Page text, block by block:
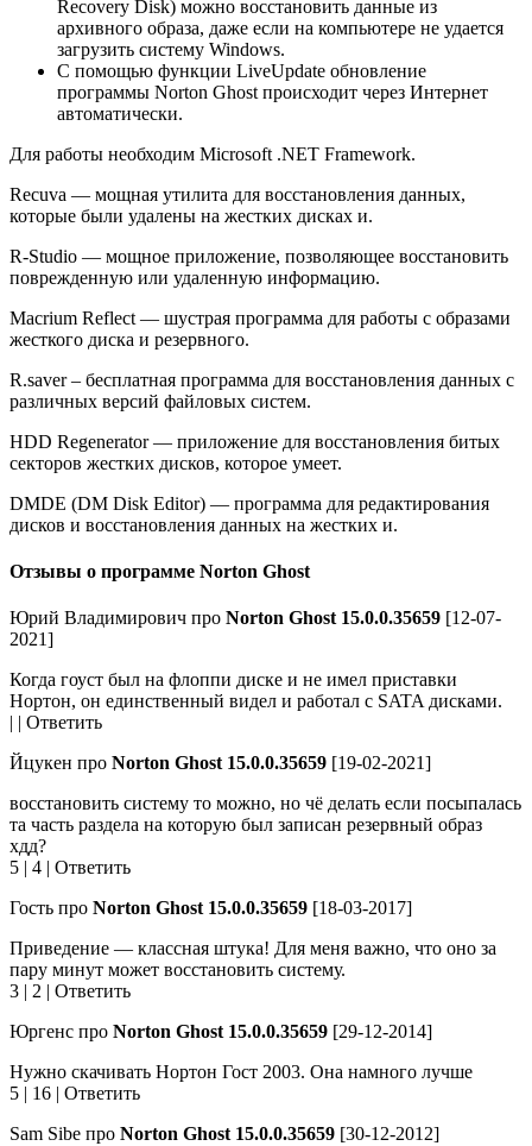
Recovery Disk) можно восстановить данные из
архивного образа, даже если на компьютере не удается
загрузить систему Windows.
С помощью функции LiveUpdate обновление
программы Norton Ghost происходит через Интернет
автоматически.
Для работы необходим Microsoft .NET Framework.
Recuva — мощная утилита для восстановления данных,
которые были удалены на жестких дисках и.
R-Studio — мощное приложение, позволяющее восстановить
поврежденную или удаленную информацию.
Macrium Reflect — шустрая программа для работы с образами
жесткого диска и резервного.
R.saver – бесплатная программа для восстановления данных с
различных версий файловых систем.
HDD Regenerator — приложение для восстановления битых
секторов жестких дисков, которое умеет.
DMDE (DM Disk Editor) — программа для редактирования
дисков и восстановления данных на жестких и.
Отзывы о программе Norton Ghost
Юрий Владимирович про Norton Ghost 15.0.0.35659 [12-07-
2021]
Когда гоуст был на флоппи диске и не имел приставки
Нортон, он единственный видел и работал с SATA дисками.
| | Ответить
Йцукен про Norton Ghost 15.0.0.35659 [19-02-2021]
восстановить систему то можно, но чё делать если посыпалась
та часть раздела на которую был записан резервный образ
хдд?
5 | 4 | Ответить
Гость про Norton Ghost 15.0.0.35659 [18-03-2017]
Приведение — классная штука! Для меня важно, что оно за
пару минут может восстановить систему.
3 | 2 | Ответить
Юргенc про Norton Ghost 15.0.0.35659 [29-12-2014]
Нужно скачивать Нортон Гост 2003. Она намного лучше
5 | 16 | Ответить
Sam Sibe про Norton Ghost 15.0.0.35659 [30-12-2012]